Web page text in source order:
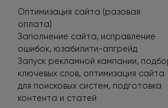
Оптимизация сайта (разовая
оплата)
Заполнение сайта, исправление
ошибок, юзабилити-апгрейд
Запуск рекламной кампании,
ключевых слов, оптимизация сайта
для поисковых систем, подготовка
контента и статей